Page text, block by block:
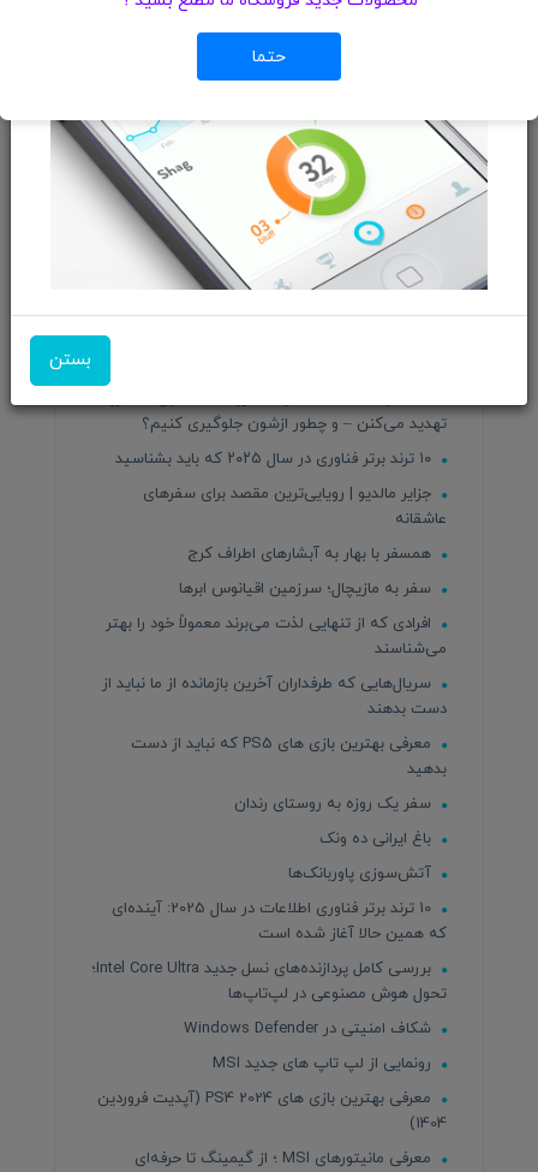
بستن
چرا بعضی سایت‌ها همیشه در صفحه اول گوگل
موبایل ایران ؛ ابزاری هوشمند برای تصمیم‌گیری بهتر
کاربران
اپل از گوشی ارزان‌قیمت خود با قابلیت‌های هوش
مصنوعی رونمایی کرد
چگونه در دنیای دیجیتال دیده شویم؟
تهدید می‌کنن – و چطور ازشون جلوگیری کنیم؟
جزایر مالدیو | رویایی‌ترین مقصد برای سفرهای
عاشقانه
همسفر با بهار به آبشارهای اطراف کرج
سفر به مازیچال؛ سرزمین اقیانوس ابرها
افرادی که از تنهایی لذت می‌برند معمولاً خود را بهتر
می‌شناسند
سریال‌هایی که طرفداران آخرین بازمانده از ما نباید از
دست بدهند
معرفی بهترین بازی های PS5 که نباید از دست
بدهید
سفر یک روزه به روستای رندان
باغ ایرانی ده ونک
آتش‌سوزی پاوربانک‌ها
10 ترند برتر فناوری اطلاعات در سال 2025: آینده‌ای
که همین حالا آغاز شده است
بررسی کامل پردازنده‌های نسل جدید Intel Core Ultra؛
تحول هوش مصنوعی در لپ‌تاپ‌ها
شکاف امنیتی در Windows Defender
رونمایی از لپ تاپ های جدید MSI
معرفی بهترین بازی های PS4 2024 (آپدیت فروردین
1404)
معرفی مانیتورهای MSI ؛ از گیمینگ تا حرفه‌ای
حتما